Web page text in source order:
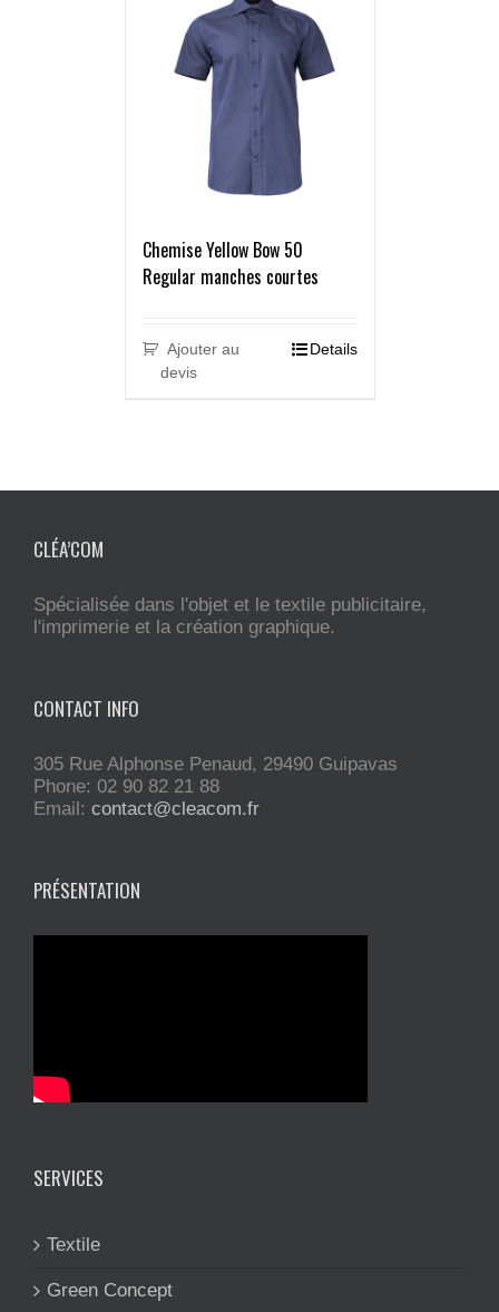
Chemise Yellow Bow 50
Regular manches courtes
Ajouter au
devis
Details
CLÉA’COM
Spécialisée dans l'objet et le textile publicitaire,
l'imprimerie et la création graphique.
CONTACT INFO
305 Rue Alphonse Penaud, 29490 Guipavas
Phone: 02 90 82 21 88
Email: contact@cleacom.fr
PRÉSENTATION
SERVICES
Textile
Green Concept